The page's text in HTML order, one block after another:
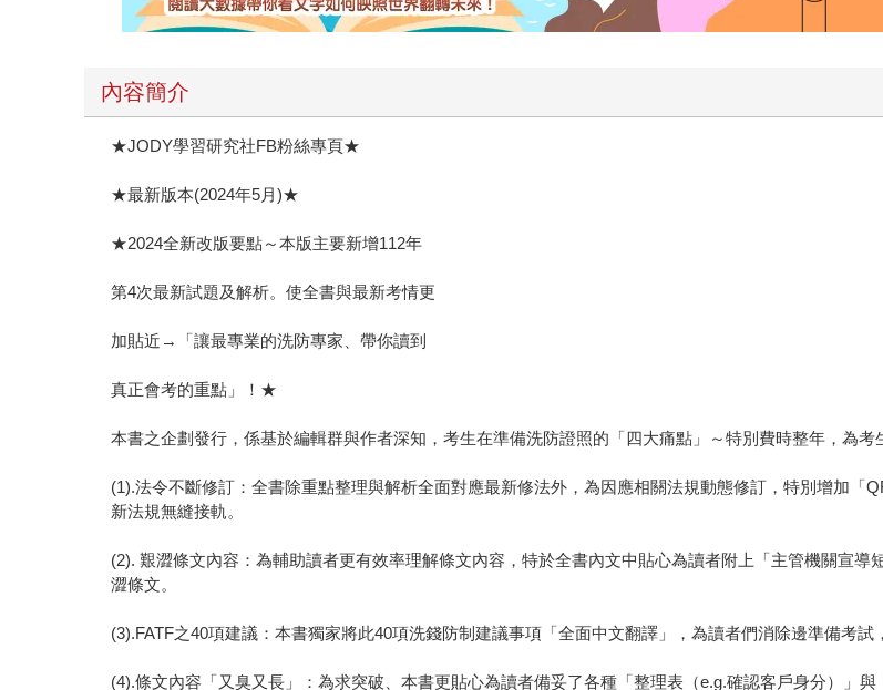
內容簡介
★JODY學習研究社FB粉絲專頁★
★最新版本(2024年5月)★
★2024全新改版要點～本版主要新增112年
第4次最新試題及解析。使全書與最新考情更
加貼近→「讓最專業的洗防專家、帶你讀到
真正會考的重點」！★
本書之企劃發行，係基於編輯群與作者深知，考生在準備洗防證照的「四大痛點」～特別費時整年，為
(1).法令不斷修訂：全書除重點整理與解析全面對應最新修法外，為因應相關法規動態修訂，特別增加「
新法規無縫接軌。
(2). 艱澀條文內容：為輔助讀者更有效率理解條文內容，特於全書內文中貼心為讀者附上「主管機關宣
澀條文。
(3).FATF之40項建議：本書獨家將此40項洗錢防制建議事項「全面中文翻譯」，為讀者們消除邊準備考試
(4).條文內容「又臭又長」：為求突破、本書更貼心為讀者備妥了各種「整理表（e.g.確認客戶身分）」